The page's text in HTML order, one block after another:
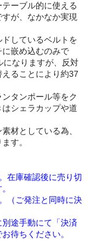
ーブル的に使える
が、なかなか実現
しているベルトを
嵌め込むのみで
になりますが、反対
ることにより約37
タンポール等をク
シェラカップや道
材としている為、
す。
在庫確認後に売り切
（ご発注と同時に決
途手動にて「決済
待ちください。